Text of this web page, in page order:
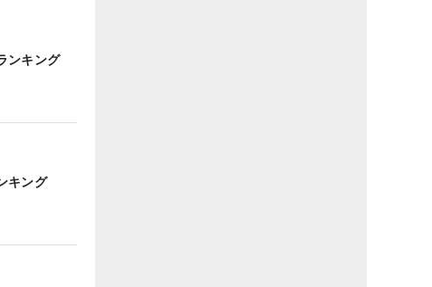
ンキング
キング